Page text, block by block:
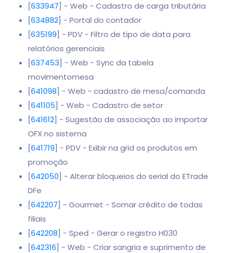
[633947] - Web - Cadastro de carga tributária
[634882] - Portal do contador
[635199] - PDV - Filtro de tipo de data para
relatórios gerenciais
[637453] - Web - Sync da tabela
movimentomesa
[641098] - Web - cadastro de mesa/comanda
[641105] - Web - Cadastro de setor
[641612] - Sugestão de associação ao importar
OFX no sistema
[641719] - PDV - Exibir na grid os produtos em
promoção
[642050] - Alterar bloqueios do serial do ETrade
DFe
[642207] - Gourmet - Somar crédito de todas
filiais
[642208] - Sped - Gerar o registro H030
[642316] - Web - Criar sangria e suprimento de